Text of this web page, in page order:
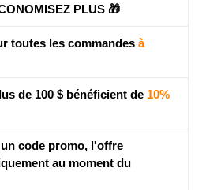
PLUS 🎁
toutes les commandes à
de 100 $ bénéficient de 10%
code promo, l'offre
au moment du